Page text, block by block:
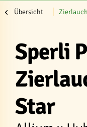
Übersicht Zierlauch
Sperli
Star